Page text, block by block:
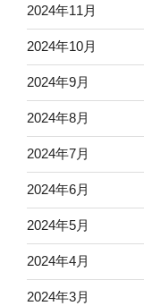
2024年11月
2024年10月
2024年9月
2024年8月
2024年7月
2024年6月
2024年5月
2024年4月
2024年3月